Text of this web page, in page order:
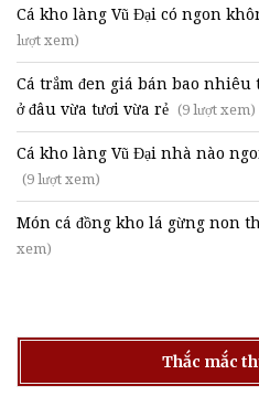
Cá kho làng Vũ Đại có ngon
lượt xem)
Cá trắm đen giá bán bao nhiêu
ở đâu vừa tươi vừa rẻ (9 lượt xem)
Cá kho làng Vũ Đại nhà nào
(9 lượt xem)
Món cá đồng kho lá gừng non
xem)
Thắc mắc